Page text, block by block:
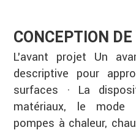
CONCEPTION
L’avant projet Un
descriptive pour
surfaces · La
matériaux, le mode
pompes à chaleur,